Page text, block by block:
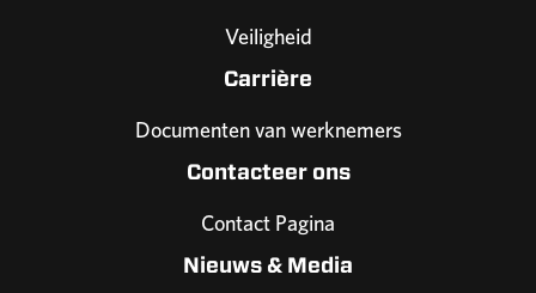
Veiligheid
Carrière
Documenten van werknemers
Contacteer ons
Contact Pagina
Nieuws & Media